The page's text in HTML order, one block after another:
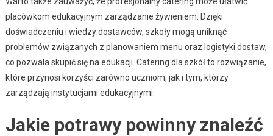
placówkom edukacyjnym zarządzanie żywieniem. Dzięki
doświadczeniu i wiedzy dostawców, szkoły mogą uniknąć
problemów związanych z planowaniem menu oraz logistyki dostaw,
co pozwala skupić się na edukacji. Catering dla szkół to rozwiązanie,
które przynosi korzyści zarówno uczniom, jak i tym, którzy
zarządzają instytucjami edukacyjnymi.
Jakie potrawy powinny znaleźć